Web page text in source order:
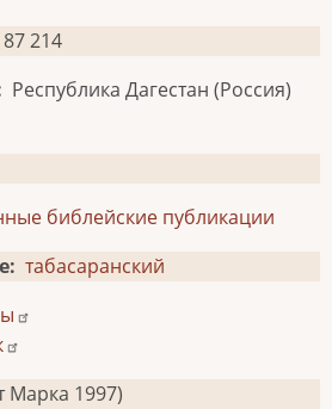
87 214
Республика Дагестан (Россия)
библейские публикации
табасаранский
Марка 1997)